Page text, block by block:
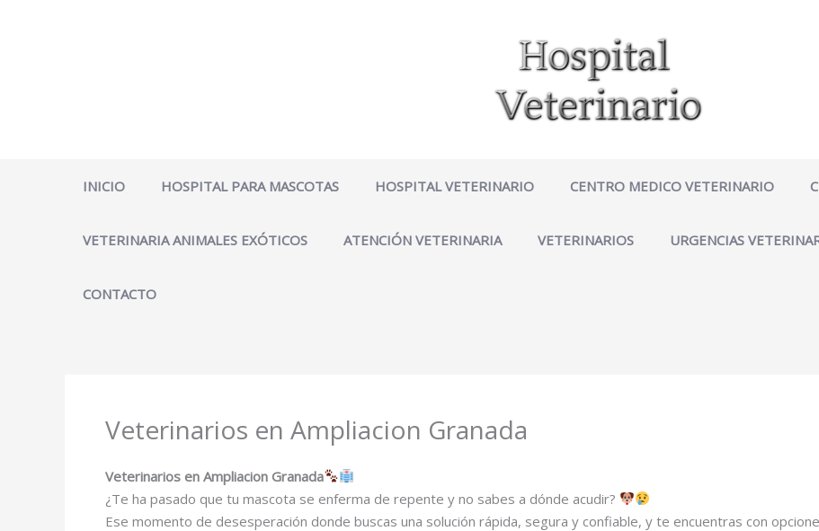
INICIO HOSPITAL PARA MASCOTAS HOSPITAL VETERINARIO CENTRO MEDICO VETERINARIO
VETERINARIA ANIMALES EXÓTICOS ATENCIÓN VETERINARIA VETERINARIOS URGENCIAS
CONTACTO
Veterinarios en Ampliacion Granada
Veterinarios en Ampliacion Granada
¿Te ha pasado que tu mascota se enferma de repente y no sabes a dónde acudir?
Ese momento de desesperación donde buscas una solución rápida, segura y confiable, y te encuentras con